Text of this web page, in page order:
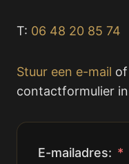
T: 06 48 20 85 74
Stuur een e-mail
contactformulier
E-mailadres: